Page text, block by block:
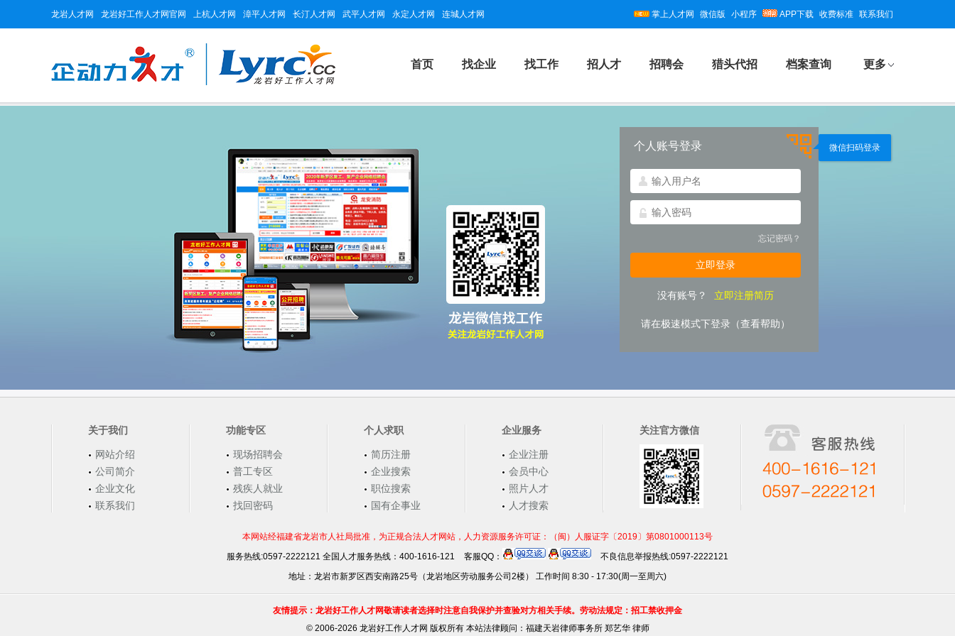
龙岩人才网 龙岩好工作人才网官网 上杭人才网 漳平人才网 长汀人才网 武平人才网 永定人才网 连城人才网 掌上人才网 微信版 小程序 APP下载 收费标准 联系我们
首页 找企业 找工作 招人才 招聘会 猎头代招 档案查询 更多
个人账号登录
忘记密码？
没有账号？ 立即注册简历
请在极速模式下登录（查看帮助）
关于我们
网站介绍
公司简介
企业文化
联系我们
功能专区
现场招聘会
普工专区
残疾人就业
找回密码
个人求职
简历注册
企业搜索
职位搜索
国有企事业
企业服务
企业注册
会员中心
照片人才
人才搜索
关注官方微信
本网站经福建省龙岩市人社局批准，为正规合法人才网站，人力资源服务许可证：（闽）人服证字〔2019〕第0801000113号
服务热线:0597-2222121 全国人才服务热线：400-1616-121
客服QQ：
不良信息举报热线:0597-2222121
地址：龙岩市新罗区西安南路25号（龙岩地区劳动服务公司2楼） 工作时间 8:30 - 17:30(周一至周六)
友情提示：龙岩好工作人才网敬请读者选择时注意自我保护并查验对方相关手续。劳动法规定：招工禁收押金
©2006-2026 龙岩好工作人才网 版权所有 本站法律顾问： 福建天岩律师事务所 郑艺华 律师
微信扫码登录